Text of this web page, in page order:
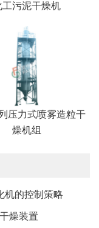
工污泥干燥机
压力式喷雾造粒干
燥机组
机的控制策略
燥装置